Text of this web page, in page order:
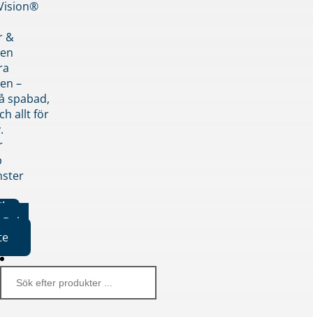
&
–
spabad,
allt för
Boka